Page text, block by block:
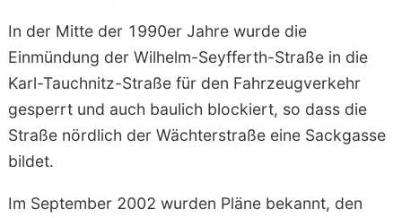
In der Mitte der 1990er Jahre wurde die
Einmündung der Wilhelm-Seyfferth-Straße in die
Karl-Tauchnitz-Straße für den Fahrzeugverkehr
gesperrt und auch baulich blockiert, so dass die
Straße nördlich der Wächterstraße eine Sackgasse
bildet.
Im September 2002 wurden Pläne bekannt, den